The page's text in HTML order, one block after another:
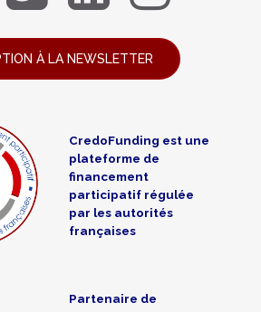
À LA NEWSLETTER
CredoFunding est une
plateforme de
financement
participatif régulée
par les autorités
françaises
Partenaire de